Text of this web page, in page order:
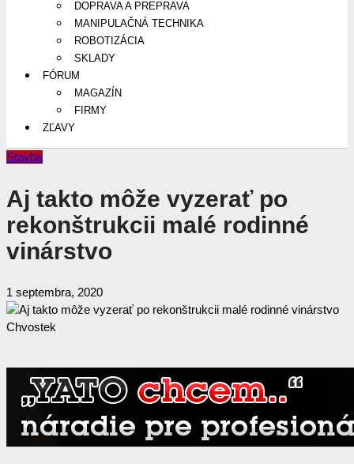
DOPRAVA A PREPRAVA
MANIPULAČNÁ TECHNIKA
ROBOTIZÁCIA
SKLADY
FÓRUM
MAGAZÍN
FIRMY
ZĽAVY
Stavba
Aj takto môže vyzerať po
rekonštrukcii malé rodinné
vinárstvo
1 septembra, 2020